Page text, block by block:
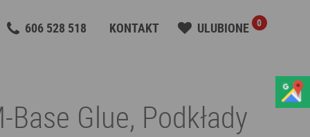
606 528 518 KONTAKT ULUBIONE 0
Glue, Podkłady